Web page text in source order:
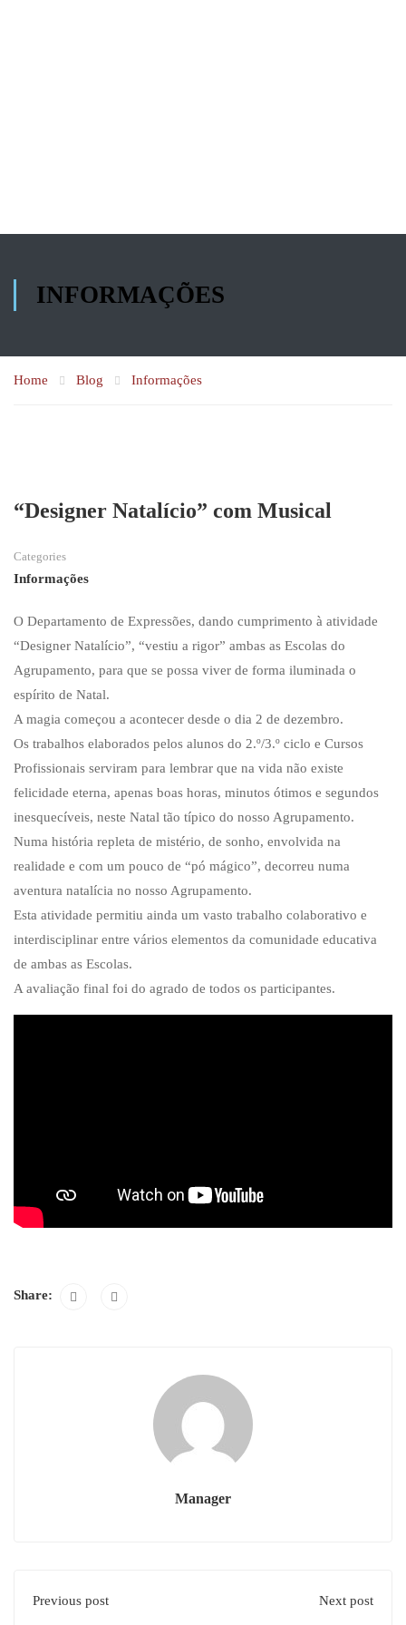
INFORMAÇÕES
Home Blog Informações
“Designer Natalício” com Musical
Categories
Informações
O Departamento de Expressões, dando cumprimento à atividade
“Designer Natalício”, “vestiu a rigor” ambas as Escolas do
Agrupamento, para que se possa viver de forma iluminada o
espírito de Natal.
A magia começou a acontecer desde o dia 2 de dezembro.
Os trabalhos elaborados pelos alunos do 2.º/3.º ciclo e Cursos
Profissionais serviram para lembrar que na vida não existe
felicidade eterna, apenas boas horas, minutos ótimos e segundos
inesquecíveis, neste Natal tão típico do nosso Agrupamento.
Numa história repleta de mistério, de sonho, envolvida na
realidade e com um pouco de “pó mágico”, decorreu numa
aventura natalícia no nosso Agrupamento.
Esta atividade permitiu ainda um vasto trabalho colaborativo e
interdisciplinar entre vários elementos da comunidade educativa
de ambas as Escolas.
A avaliação final foi do agrado de todos os participantes.
Share:
Manager
Previous post Next post